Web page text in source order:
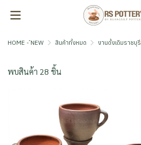
HOME - ์NEW สินค้าทั้งหมด งานดั้งเดิมราชบุรี
พบสินค้า 28 ชิ้น